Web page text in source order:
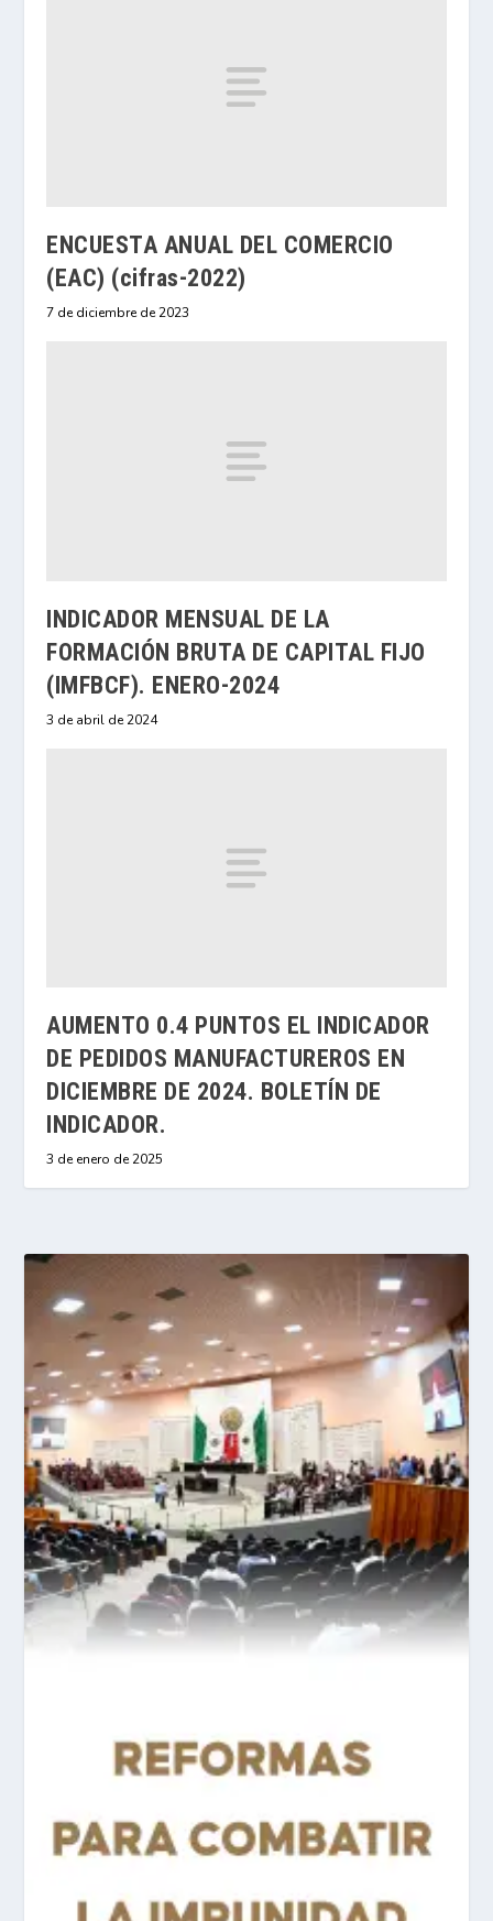
ENCUESTA ANUAL DEL COMERCIO
(EAC) (cifras-2022)
7 de diciembre de 2023
INDICADOR MENSUAL DE LA
FORMACIÓN BRUTA DE CAPITAL FIJO
(IMFBCF). ENERO-2024
3 de abril de 2024
AUMENTO 0.4 PUNTOS EL INDICADOR
DE PEDIDOS MANUFACTUREROS EN
DICIEMBRE DE 2024. BOLETÍN DE
INDICADOR.
3 de enero de 2025